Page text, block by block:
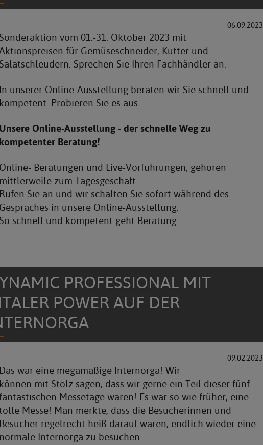
06.09.2023
vom 01.-31. Oktober 2023 mit
für Gemüseschneider, Kutter und
Sprechen Sie Ihren Fachhändler an.
unserer Online-Ausstellung beraten wir Sie schnell und
Probieren Sie es aus.
Online-Ausstellung - der schnelle Weg zu
Beratung!
Beratungen und Live-Vorführungen, gehören
zum Tagesgeschäft.
Sie an und wir schalten Sie sofort während des
in unsere Online-Ausstellung.
schnell und kompetent geht Beratung.
PROFESSIONAL MIT
POWER AUF DER
09.02.2023
war eine megamäßige Internorga! Wir
mit Stolz sagen, dass wir gerne ein Teil dieser fünf
Messetage waren! Es war so wie früher, eine
Messe! Man merkte, dass die Besucherinnen und
regelrecht heiß darauf waren, endlich wieder eine
Internorga zu besuchen.